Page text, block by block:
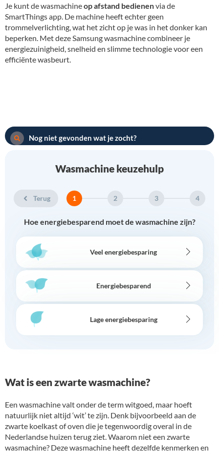
Je kunt de wasmachineop afstand bedienenvia de
SmartThings app. De machine heeft echter geen
trommelverlichting, wat het zicht op je was in het donker kan
beperken. Met deze Samsung wasmachine combineer je
energiezuinigheid, snelheid en slimme technologie voor een
efficiënte wasbeurt.
Nog niet gevonden wat je zocht?
Wasmachine keuzehulp
Terug 1 2 3 4
Hoe energiebesparend moet de wasmachine zijn?
Veel energiebesparing
Energiebesparend
Lage energiebesparing
Wat is een zwarte wasmachine?
Een wasmachine valt onder de term witgoed, maar hoeft
natuurlijk niet altijd ‘wit’ te zijn. Denk bijvoorbeeld aan de
zwarte koelkast of oven die je tegenwoordig overal in de
Nederlandse huizen terug ziet. Waarom niet een zwarte
wasmachine? Deze wasmachine heeft dezelfde kenmerken en